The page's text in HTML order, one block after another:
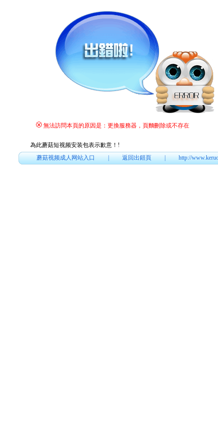
無法訪問本頁的原因是：更換服務器，頁麵刪除或不存在
為此蘑菇短视频安装包表示歉意！ !
蘑菇视频成人网站入口|返回出錯頁|http://